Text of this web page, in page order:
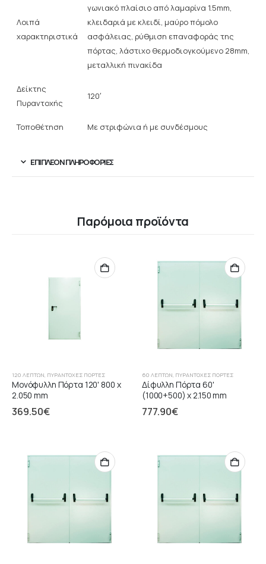
Λοιπά
χαρακτηριστικά
γωνιακό πλαίσιο από λαμαρίνα 1.5mm,
κλειδαριά με κλειδί, μαύρο πόμολο
ασφάλειας, ρύθμιση επαναφοράς της
πόρτας, λάστιχο θερμοδιογκούμενο 28mm,
μεταλλική πινακίδα
Δείκτης
Πυραντοχής
120′
Τοποθέτηση Με στριφώνια ή με συνδέσμους
ΕΠΙΠΛΈΟΝ ΠΛΗΡΟΦΟΡΊΕΣ
Παρόμοια προϊόντα
120 ΛΕΠΤΏΝ, ΠΥΡΆΝΤΟΧΕΣ ΠΌΡΤΕΣ
Μονόφυλλη Πόρτα 120' 800 x
2.050 mm
369.50€
60 ΛΕΠΤΏΝ, ΠΥΡΆΝΤΟΧΕΣ ΠΌΡΤΕΣ
Δίφυλλη Πόρτα 60'
(1000+500) x 2.150 mm
777.90€